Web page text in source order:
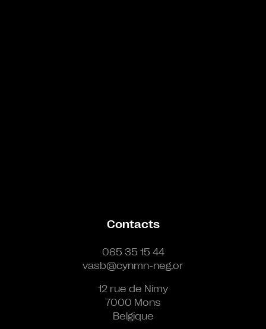
Contacts
065 35 15 44
vasb@cynmn-neg.or
12 rue de Nimy
7000 Mons
Belgique